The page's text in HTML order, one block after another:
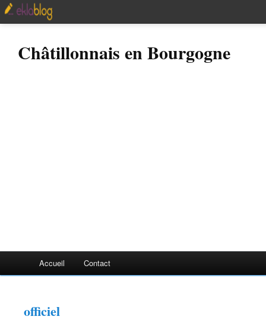
Châtillonnais en Bourgogne
Accueil Contact
officiel